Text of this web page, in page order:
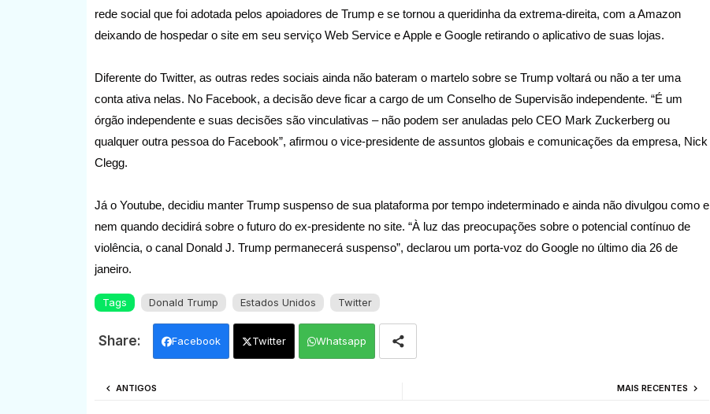
rede social que foi adotada pelos apoiadores de Trump e se tornou a queridinha da extrema-direita, com a Amazon
deixando de hospedar o site em seu serviço Web Service e Apple e Google retirando o aplicativo de suas lojas.
Diferente do Twitter, as outras redes sociais ainda não bateram o martelo sobre se Trump voltará ou não a ter uma
conta ativa nelas. No Facebook, a decisão deve ficar a cargo de um Conselho de Supervisão independente. “É um
órgão independente e suas decisões são vinculativas – não podem ser anuladas pelo CEO Mark Zuckerberg ou
qualquer outra pessoa do Facebook”, afirmou o vice-presidente de assuntos globais e comunicações da empresa, Nick
Clegg.
Já o Youtube, decidiu manter Trump suspenso de sua plataforma por tempo indeterminado e ainda não divulgou como e
nem quando decidirá sobre o futuro do ex-presidente no site. “À luz das preocupações sobre o potencial contínuo de
violência, o canal Donald J. Trump permanecerá suspenso”, declarou um porta-voz do Google no último dia 26 de
janeiro.
Tags Donald Trump Estados Unidos Twitter
Facebook Twitter Whatsapp
MAIS RECENTES
ANTIGOS